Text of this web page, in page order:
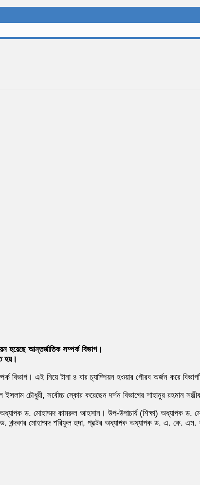
হয়েছে আন্তর্জাতিক সম্পর্ক বিভাগ।
হয়।
বিভাগ। এই নিয়ে টানা ৪ বার চ্যাম্পিয়ন হওয়ার গৌরব অর্জন করে
চৌধুরী, সর্বোচ্চ স্কোর করেছেন দর্শন বিভাগের শাহানুর রহমান
অধ্যাপক ড. মোহাম্মদ কামরুল আহসান। উপ-উপাচার্য (শিক্ষা) অধ্যাপক
খন্দকার মোহাম্মদ শরিফুল হুদা, প্রক্টর অধ্যাপক অধ্যাপক ড. এ. কে. এম.